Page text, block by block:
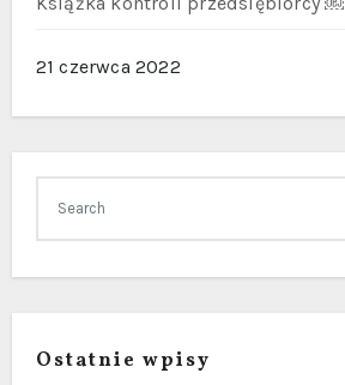
21 czerwca 2022
Ostatnie wpisy